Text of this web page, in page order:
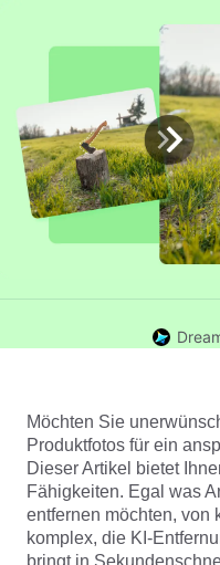
Möchten Sie
Produktfotos für ein
Dieser Artikel bietet
Fähigkeiten. Egal was
entfernen möchten, von
komplex, die KI-
bringt in